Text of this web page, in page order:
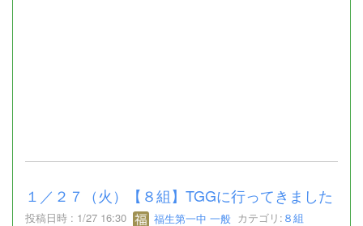
１／２７（火）【８組】TGGに行ってきました
投稿日時 : 1/27 16:30 福生第一中 一般 カテゴリ: ８組